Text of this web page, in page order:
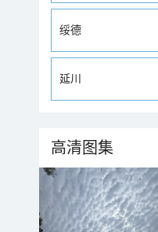
绥德
延川
高清图集